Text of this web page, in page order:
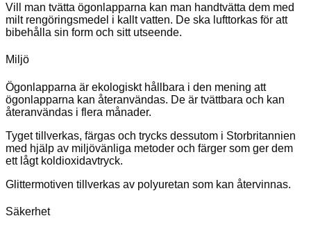
Vill man tvätta ögonlapparna kan man handtvätta dem med
milt rengöringsmedel i kallt vatten. De ska lufttorkas för att
bibehålla sin form och sitt utseende.
Miljö
Ögonlapparna är ekologiskt hållbara i den mening att
ögonlapparna kan återanvändas. De är tvättbara och kan
återanvändas i flera månader.
Tyget tillverkas, färgas och trycks dessutom i Storbritannien
med hjälp av miljövänliga metoder och färger som ger dem
ett lågt koldioxidavtryck.
Glittermotiven tillverkas av polyuretan som kan återvinnas.
Säkerhet